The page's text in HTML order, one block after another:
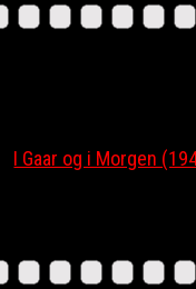
I Gaar og i Morgen (1945)